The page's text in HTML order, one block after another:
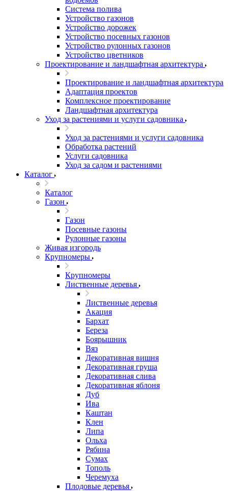
Система полива
Устройство газонов
Устройство дорожек
Устройство посевных газонов
Устройство рулонных газонов
Устройство цветников
Проектирование и ландшафтная архитектура
Проектирование и ландшафтная архитектура
Адаптация проектов
Комплексное проектирование
Ландшафтная архитектура
Уход за растениями и услуги садовника
Уход за растениями и услуги садовника
Обработка растений
Услуги садовника
Уход за садом и растениями
Каталог
Каталог
Газон
Газон
Посевные газоны
Рулонные газоны
Живая изгородь
Крупномеры
Крупномеры
Лиственные деревья
Лиственные деревья
Акация
Бархат
Береза
Боярышник
Вяз
Декоративная вишня
Декоративная груша
Декоративная слива
Декоративная яблоня
Дуб
Ива
Каштан
Клен
Липа
Ольха
Рябина
Сумах
Тополь
Черемуха
Плодовые деревья